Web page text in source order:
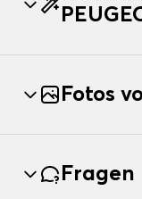
Fotos
Fragen